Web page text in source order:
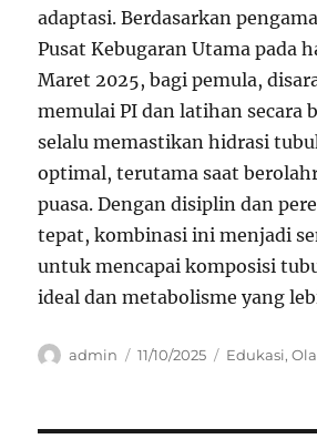
adaptasi. Berdasarkan
Pusat Kebugaran Utama pada
Maret 2025, bagi pemula,
memulai PI dan latihan secara
selalu memastikan hidrasi
optimal, terutama saat
puasa. Dengan disiplin dan
tepat, kombinasi ini menjadi
untuk mencapai komposisi
ideal dan metabolisme yang
Author
admin
Posted
11/10/2025 Categories
Edukasi,